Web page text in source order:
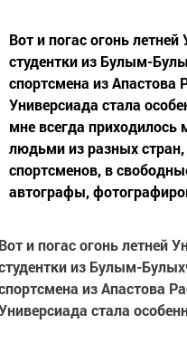
Вот и погас огонь
студентки из Булым-
спортсмена из Апастова
Универсиада стала
мне всегда приходилось
людьми из разных
спортсменов, в
автографы,
и погас огонь летней
из Булым-
из Апастова
стала